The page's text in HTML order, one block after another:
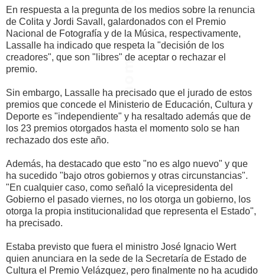
En respuesta a la pregunta de los medios sobre la renuncia
de Colita y Jordi Savall, galardonados con el Premio
Nacional de Fotografía y de la Música, respectivamente,
Lassalle ha indicado que respeta la "decisión de los
creadores", que son "libres" de aceptar o rechazar el
premio.
Sin embargo, Lassalle ha precisado que el jurado de estos
premios que concede el Ministerio de Educación, Cultura y
Deporte es "independiente" y ha resaltado además que de
los 23 premios otorgados hasta el momento solo se han
rechazado dos este año.
Además, ha destacado que esto "no es algo nuevo" y que
ha sucedido "bajo otros gobiernos y otras circunstancias".
"En cualquier caso, como señaló la vicepresidenta del
Gobierno el pasado viernes, no los otorga un gobierno, los
otorga la propia institucionalidad que representa el Estado",
ha precisado.
Estaba previsto que fuera el ministro José Ignacio Wert
quien anunciara en la sede de la Secretaría de Estado de
Cultura el Premio Velázquez, pero finalmente no ha acudido